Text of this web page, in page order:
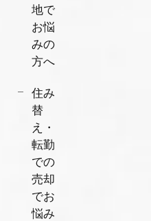
地で
お悩
みの
方へ
住み
替
え・
転勤
での
売却
でお
悩み